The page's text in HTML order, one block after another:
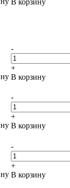
В корзину
-
+
В корзину
-
+
В корзину
-
+
В корзину